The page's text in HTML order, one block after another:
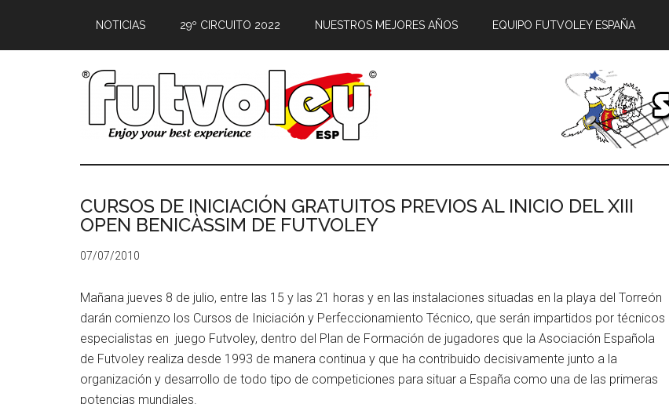
NOTICIAS 29º CIRCUITO 2022 NUESTROS MEJORES AÑOS EQUIPO FUTVOLEY ESPAÑA
CURSOS DE INICIACIÓN GRATUITOS PREVIOS AL INICIO DEL XIII
OPEN BENICÀSSIM DE FUTVOLEY
07/07/2010
Mañana jueves 8 de julio, entre las 15 y las 21 horas y en las instalaciones situadas en la playa del Torreón
darán comienzo los Cursos de Iniciación y Perfeccionamiento Técnico, que serán impartidos por técnicos
especialistas en juego Futvoley, dentro del Plan de Formación de jugadores que la Asociación Española
de Futvoley realiza desde 1993 de manera continua y que ha contribuido decisivamente junto a la
organización y desarrollo de todo tipo de competiciones para situar a España como una de las primeras
potencias mundiales.